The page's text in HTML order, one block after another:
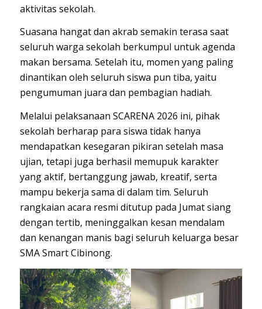
aktivitas sekolah.
Suasana hangat dan akrab semakin terasa saat
seluruh warga sekolah berkumpul untuk agenda
makan bersama. Setelah itu, momen yang paling
dinantikan oleh seluruh siswa pun tiba, yaitu
pengumuman juara dan pembagian hadiah.
Melalui pelaksanaan SCARENA 2026 ini, pihak
sekolah berharap para siswa tidak hanya
mendapatkan kesegaran pikiran setelah masa
ujian, tetapi juga berhasil memupuk karakter
yang aktif, bertanggung jawab, kreatif, serta
mampu bekerja sama di dalam tim. Seluruh
rangkaian acara resmi ditutup pada Jumat siang
dengan tertib, meninggalkan kesan mendalam
dan kenangan manis bagi seluruh keluarga besar
SMA Smart Cibinong.